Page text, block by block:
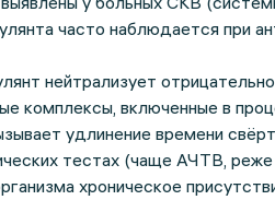
часто наблюдается при
нейтрализует
комплексы, включенные в
удлинение времени
тестах (чаще АЧТВ,
хроническое